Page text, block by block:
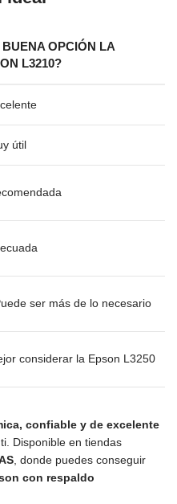
BUENA OPCIÓN LA
L3210?
útil
ser más de lo necesario
considerar la Epson L3250
confiable y de excelente
Disponible en tiendas
, donde puedes conseguir
con respaldo